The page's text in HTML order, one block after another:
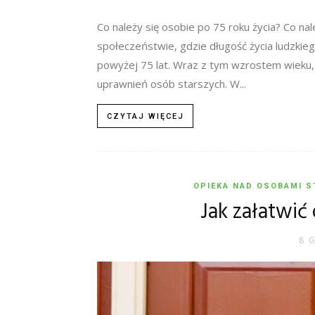
Co należy się osobie po 75 roku życia? Co
społeczeństwie, gdzie długość życia
powyżej 75 lat. Wraz z tym wzrostem
uprawnień osób starszych. W...
CZYTAJ WIĘCEJ
OPIEKA NAD OSOBAMI
Jak
8